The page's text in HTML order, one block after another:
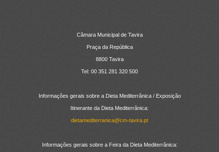
Câmara Municipal de Tavira
Praça da República
8800 Tavira
Tel: 00 351 281 320 500
Informações gerais sobre a Dieta Mediterrânica / Exposição
Itinerante da Dieta Mediterrânica:
dietamediterranica@cm-tavira.pt
Informações gerais sobre a Feira da Dieta Mediterrânica: